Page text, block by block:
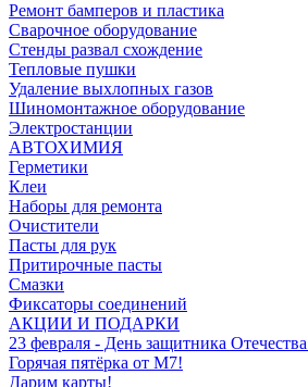
Ремонт бамперов и пластика
Сварочное оборудование
Стенды развал схождение
Тепловые пушки
Удаление выхлопных газов
Шиномонтажное оборудование
Электростанции
АВТОХИМИЯ
Герметики
Клеи
Наборы для ремонта
Очистители
Пасты для рук
Притирочные пасты
Смазки
Фиксаторы соединений
АКЦИИ И ПОДАРКИ
23 февраля - День защитника
Горячая пятёрка от M7!
Дарим карты!